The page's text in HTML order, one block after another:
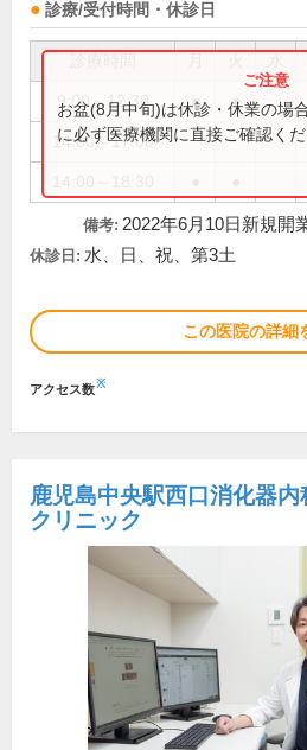
診療/受付時間・休診日
9:00～12:30 ● ●
14:00～17:00
お盆(8月中旬)は休診・休業の場
に必ず医療機関に直接ご確認くだ
備考: 2022年6月10日新規開
休診日: 水、日、祝、第3土
この医院の詳細
アクセス数※
鹿児島中央駅西口消化器
クリニック